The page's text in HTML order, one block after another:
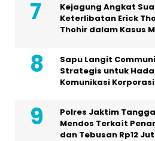
Kejagung Angkat
Keterlibatan Erick
Thohir dalam Kasus
Sapu Langit
Strategis untuk
Komunikasi
Polres Jaktim
Mendos Terkaít
dan Tebusan Rp12